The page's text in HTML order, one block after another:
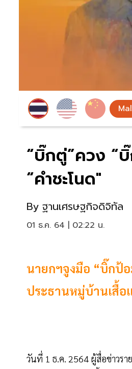
“บิ๊กตู่”ควง “
“คำชะโนด"
By ฐานเศรษฐกิจดิจิทัล
01 ธ.ค. 64 | 02:22 น.
นายกฯจูงมือ “บิ๊กป้
ประธานหมู่บ้านเสื้อ
วันที่ 1 ธ.ค. 2564 ผู้สื่อข่าวรา